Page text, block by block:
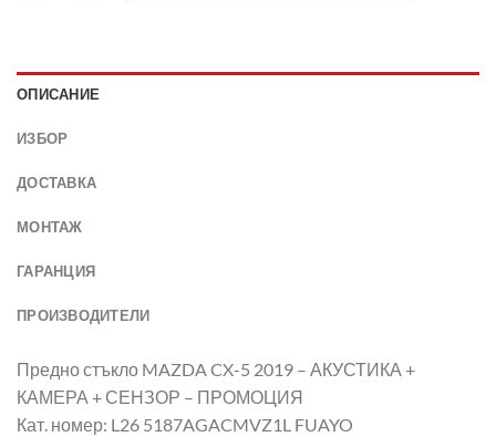
ОПИСАНИЕ
ИЗБОР
ДОСТАВКА
МОНТАЖ
ГАРАНЦИЯ
ПРОИЗВОДИТЕЛИ
Предно стъкло MAZDA CX-5 2019 – АКУСТИКА +
КАМЕРА + СЕНЗОР – ПРОМОЦИЯ
Кат. номер: L26 5187AGACMVZ1L FUAYO